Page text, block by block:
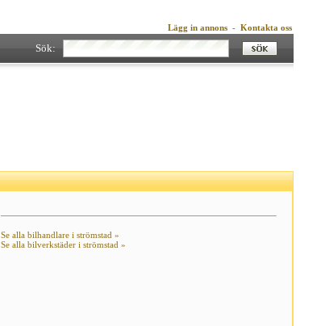
Lägg in annons - Kontakta oss
Sök:
Se alla bilhandlare i strömstad »
Se alla bilverkstäder i strömstad »